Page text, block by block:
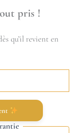
pris !
qu’il revient en